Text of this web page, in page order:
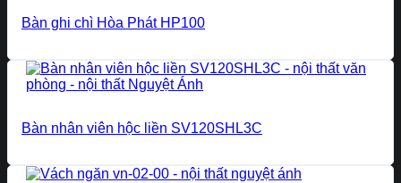
Bàn ghi chì Hòa Phát HP100
Bàn nhân viên hộc liền SV120SHL3C